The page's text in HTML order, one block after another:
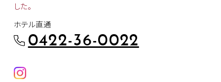
した。
ホテル直通
0422-36-0022